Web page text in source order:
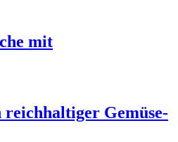
mit
reichhaltiger Gemüse-